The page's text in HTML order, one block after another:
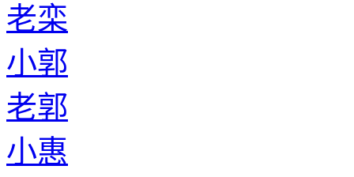
老栾
小郭
老郭
小惠